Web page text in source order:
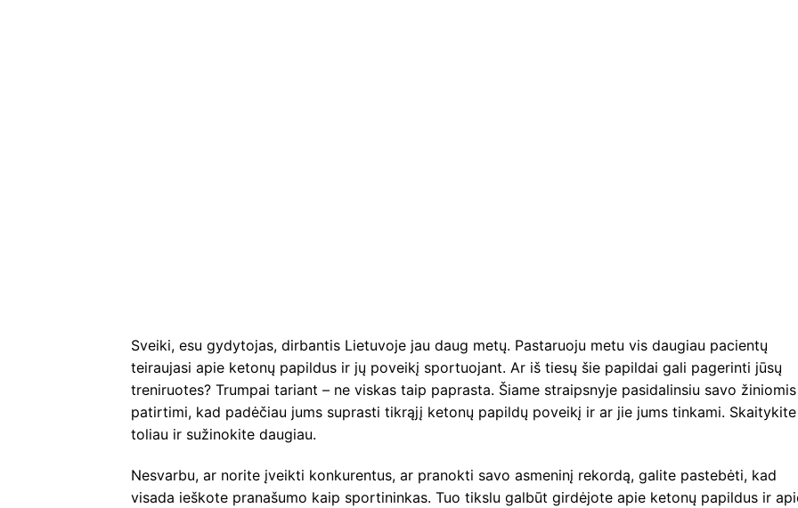
Sveiki, esu gydytojas, dirbantis Lietuvoje jau daug metų. Pastaruoju metu vis daugiau pacientų
teiraujasi apie ketonų papildus ir jų poveikį sportuojant. Ar iš tiesų šie papildai gali pagerinti jūsų
treniruotes? Trumpai tariant – ne viskas taip paprasta. Šiame straipsnyje pasidalinsiu savo
patirtimi, kad padėčiau jums suprasti tikrąjį ketonų papildų poveikį ir ar jie jums tinkami. Skaitykite
toliau ir sužinokite daugiau.
Nesvarbu, ar norite įveikti konkurentus, ar pranokti savo asmeninį rekordą, galite pastebėti, kad
visada ieškote pranašumo kaip sportininkas. Tuo tikslu galbūt girdėjote apie ketonų papildus ir